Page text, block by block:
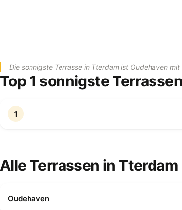
Die sonnigste Terrasse in Tterdam ist Oudehaven
Top 1 sonnigste Terrassen
1
Alle Terrassen in Tterdam
Oudehaven